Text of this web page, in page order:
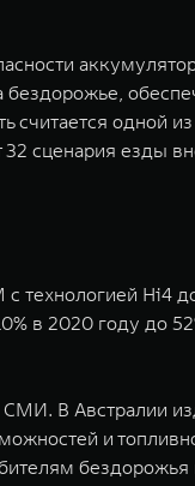
одной
сценария езды
Hi4
в 2020 году до
В Австралии
и
бездорожья